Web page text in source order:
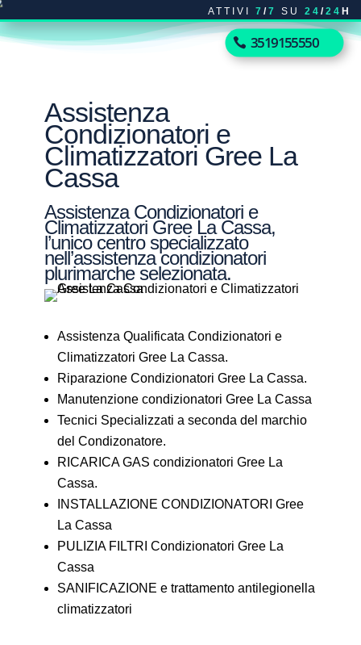
ATTIVI 7 /7 SU 24 /24 H
3519155550
Assistenza
Condizionatori e
Climatizzatori Gree La
Cassa
Assistenza Condizionatori e
Climatizzatori Gree La Cassa,
l’unico centro specializzato
nell’assistenza condizionatori
plurimarche selezionata.
Assistenza Qualificata Condizionatori e
Climatizzatori Gree La Cassa.
Riparazione Condizionatori Gree La Cassa.
Manutenzione condizionatori Gree La Cassa
Tecnici Specializzati a seconda del marchio
del Condizonatore.
RICARICA GAS condizionatori Gree La
Cassa.
INSTALLAZIONE CONDIZIONATORI Gree
La Cassa
PULIZIA FILTRI Condizionatori Gree La
Cassa
SANIFICAZIONE e trattamento antilegionella
climatizzatori